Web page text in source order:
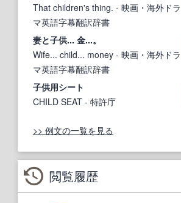
That children's thing. - 映画・海外ドラ
マ英語字幕翻訳辞書
妻と子供... 金...。
Wife... child... money - 映画・海外ドラ
マ英語字幕翻訳辞書
子供用シート
CHILD SEAT - 特許庁
>> 例文の一覧を見る
閲覧履歴